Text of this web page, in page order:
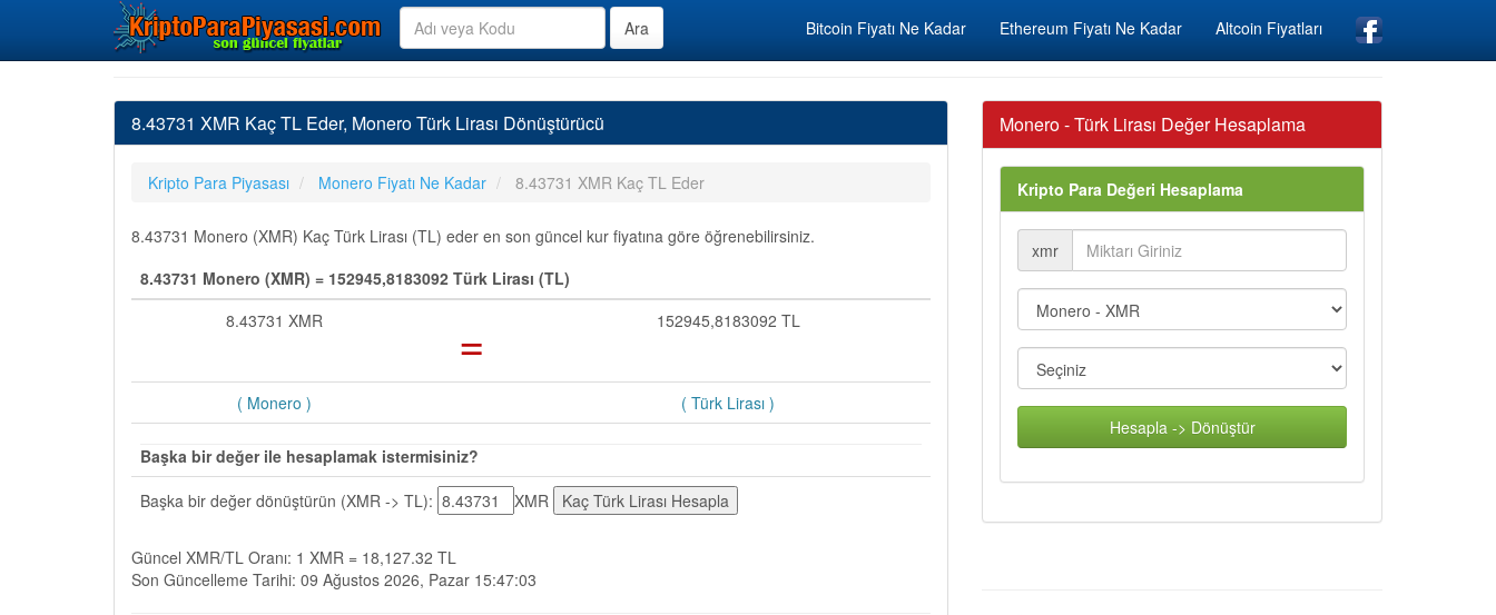
Bitcoin Fiyatı Ne Kadar Ethereum Fiyatı Ne Kadar Altcoin Fiyatları
8.43731 XMR Kaç TL Eder, Monero Türk Lirası Dönüştürücü
Kripto Para Piyasası Monero Fiyatı Ne Kadar 8.43731 XMR Kaç TL Eder
8.43731 Monero (XMR) Kaç Türk Lirası (TL) eder en son güncel kur fiyatına göre öğrenebilirsiniz.
8.43731 Monero (XMR) = 152945,8183092 Türk Lirası (TL)
8.43731 XMR
= 152945,8183092 TL
( Monero ) ( Türk Lirası )
Başka bir değer ile hesaplamak istermisiniz?
Başka bir değer dönüştürün (XMR -> TL):
XMR
Güncel XMR/TL Oranı: 1 XMR = 18,127.32 TL
Son Güncelleme Tarihi: 09 Ağustos 2026, Pazar 15:47:03
Monero - Türk Lirası Değer Hesaplama
Kripto Para Değeri Hesaplama
xmr
Hesapla -> Dönüştür